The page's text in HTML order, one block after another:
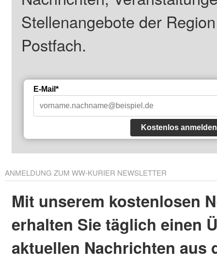
Stellenangebote der
Postfach.
E-Mail*
Kostenlos anmelden
ANMELDUNG ZUM WW-KURIER NEWSLETTER
Mit unserem kostenlosen
erhalten Sie täglich einen
aktuellen Nachrichten aus